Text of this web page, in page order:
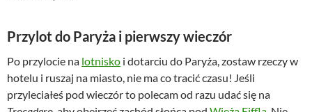
Przylot do Paryża i pierwszy wieczór
Po przylocie na lotnisko i dotarciu do Paryża, zostaw rzeczy w
hotelu i ruszaj na miasto, nie ma co tracić czasu! Jeśli
przyleciałeś pod wieczór to polecam od razu udać się na